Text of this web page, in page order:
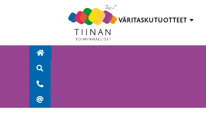
VÄRITASKUTUOTTEET